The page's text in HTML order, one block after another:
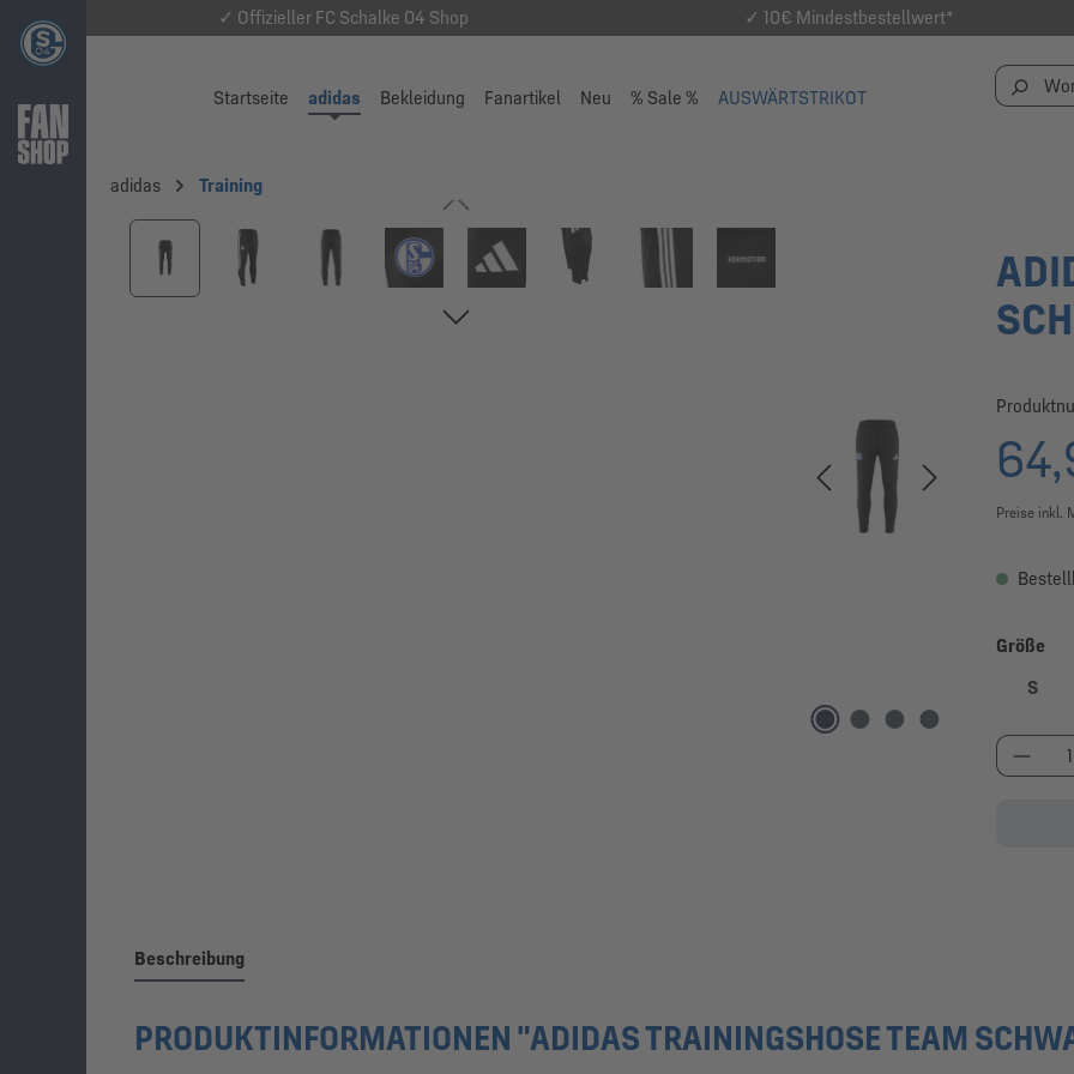
✓ Offizieller FC Schalke 04 Shop ✓ 10€ Mindestbestellwert*
Startseite adidas Bekleidung Fanartikel Neu % Sale % AUSWÄRTSTRIKOT
adidas Training
Bildergalerie überspringen
Preise inkl.
Größe
S
Beschreibung
PRODUKTINFORMATIONEN "ADIDAS TRAININGSHOSE TEAM